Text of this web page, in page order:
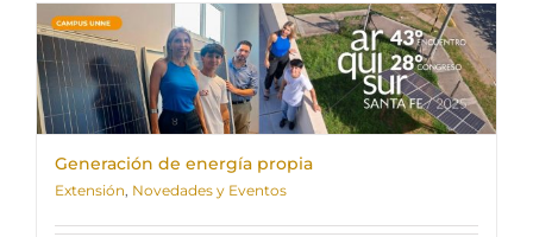
Generación de energía propia
Extensión, Novedades y Eventos